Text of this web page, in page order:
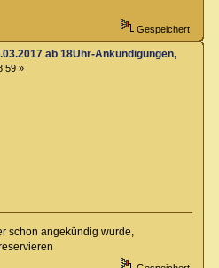
Gespeichert
ab 18Uhr-Ankündigungen,
»
schon angekündig wurde,